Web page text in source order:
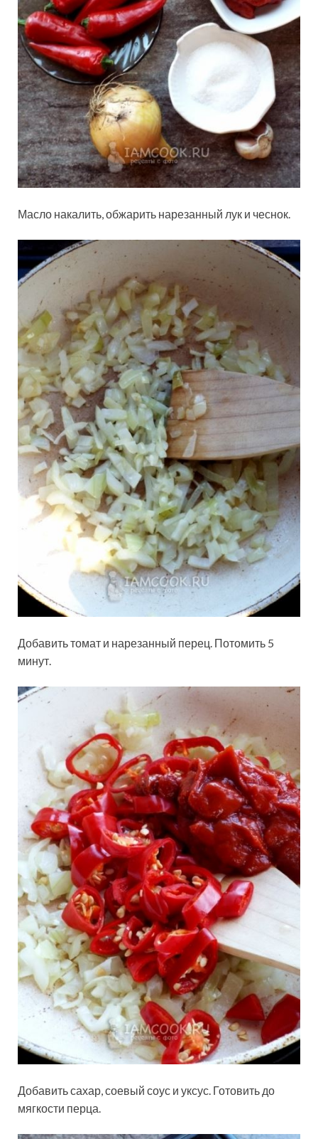
Масло накалить, обжарить нарезанный лук и чеснок.
Добавить томат и нарезанный перец. Потомить 5
минут.
Добавить сахар, соевый соус и уксус. Готовить до
мягкости перца.